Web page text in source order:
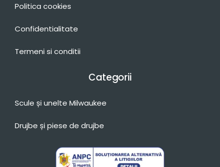
Politica cookies
Confidentialitate
Termeni si conditii
Categorii
Scule și unelte Milwaukee
Drujbe și piese de drujbe